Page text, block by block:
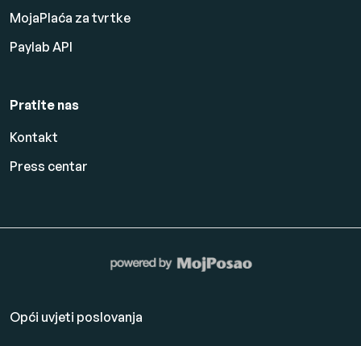
MojaPlaća za tvrtke
Paylab API
Pratite nas
Kontakt
Press centar
Opći uvjeti poslovanja